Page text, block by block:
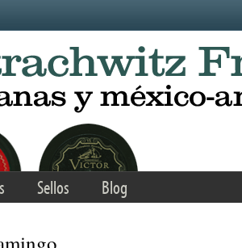
Sellos Blog